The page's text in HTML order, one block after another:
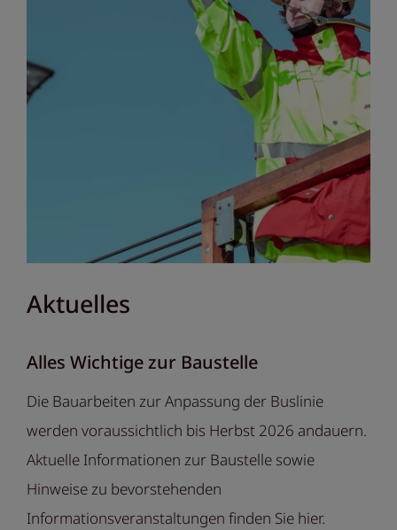
Aktuelles
Alles Wichtige zur Baustelle
Die Bauarbeiten zur Anpassung der Buslinie
werden voraussichtlich bis Herbst 2026 andauern.
Aktuelle Informationen zur Baustelle sowie
Hinweise zu bevorstehenden
Informationsveranstaltungen finden Sie hier.